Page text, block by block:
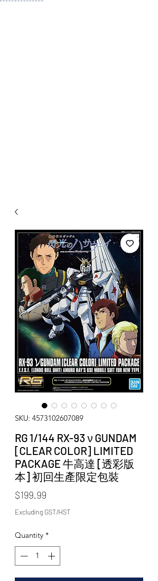
WECHAT 微信諮詢
SKU: 4573102607089
RG 1/144 RX-93 ν GUNDAM
[CLEAR COLOR] LIMITED
PACKAGE 牛高達 [透彩版
本] 初回生產限定包裝
$199.99
Excluding GST/HST
Quantity *